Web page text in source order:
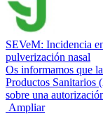
SEVeM: Incidencia
pulverización nasal
Os informamos que
Productos Sanitarios
sobre una
Ampliar